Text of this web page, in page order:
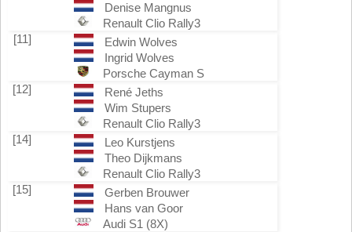
Denise Mangnus
Renault Clio Rally3
[11]
Edwin Wolves
Ingrid Wolves
Porsche Cayman S
[12]
René Jeths
Wim Stupers
Renault Clio Rally3
[14]
Leo Kurstjens
Theo Dijkmans
Renault Clio Rally3
[15]
Gerben Brouwer
Hans van Goor
Audi S1 (8X)